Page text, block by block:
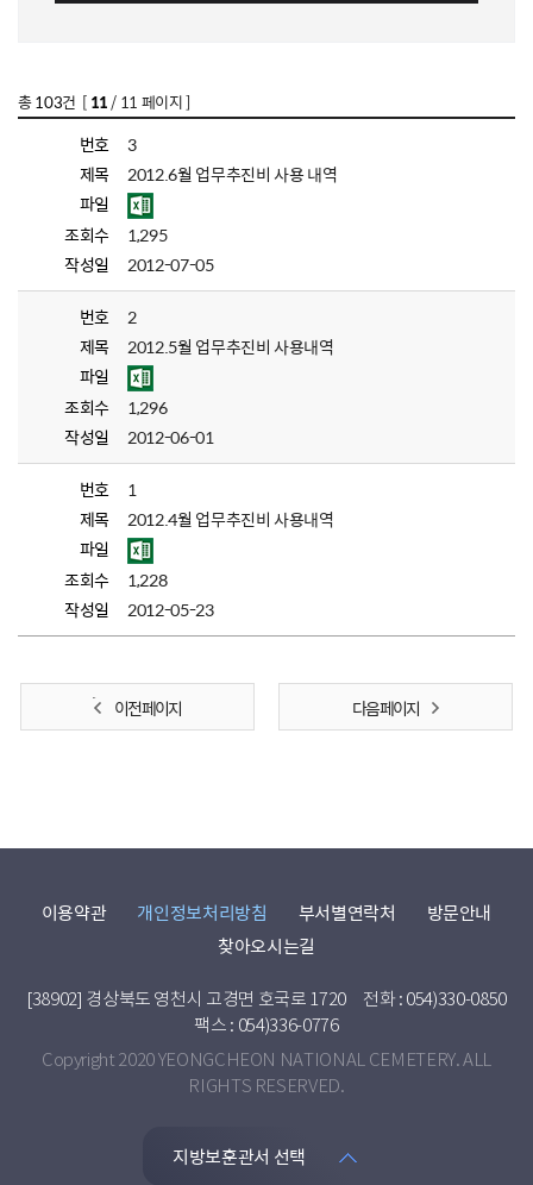
총103건 [ 11/ 11 페이지 ]
번호
3
제목
2012.6월 업무추진비 사용 내역
파일
조회수
1,295
작성일
2012-07-05
번호
2
제목
2012.5월 업무추진비 사용내역
파일
조회수
1,296
작성일
2012-06-01
번호
1
제목
2012.4월 업무추진비 사용내역
파일
조회수
1,228
작성일
2012-05-23
이전 페이지 다음 페이지
이용약관 개인정보처리방침 부서별연락처
방문안내
찾아오시는길
[38902] 경상북도 영천시 고경면 호국로 1720
전화 : 054)330-0850
팩스 : 054)336-0776
Copyright 2020 YEONGCHEON NATIONAL CEMETERY. ALL
RIGHTS RESERVED.
지방보훈관서 선택